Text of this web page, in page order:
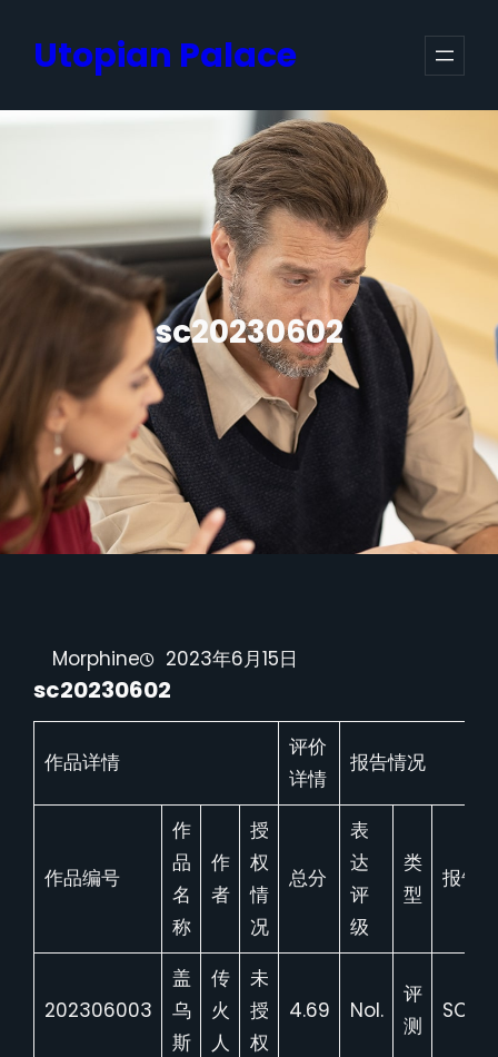
容
Utopian Palace
sc20230602
Morphine 2023年6月15日
sc20230602
作品详情
评价
详情
报告情况
作品编号
作
品
名
称
作
者
授
权
情
况
总分
表
达
评
级
类
型
报告
202306003
盖
乌
斯
传
火
人
未
授
权
4.69 Nol.
评
测